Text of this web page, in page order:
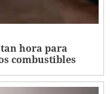
hora para
combustibles